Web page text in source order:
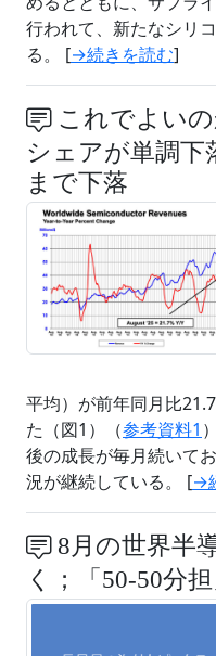
行われて、新たなシリ
る。 [→続きを読む]
これでよいの
シェアが単調下
まで下落
平均）が前年同月比
た（図1）（参考資料1
後の成長が毎月続いて
況が継続している。 [→
8月の世界半
く；「50-50分